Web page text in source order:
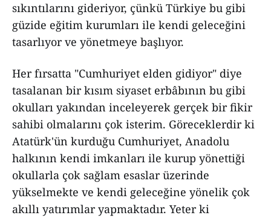
sıkıntılarını gideriyor, çünkü Türkiye bu gibi
güzide eğitim kurumları ile kendi geleceğini
tasarlıyor ve yönetmeye başlıyor.
Her fırsatta "Cumhuriyet elden gidiyor" diye
tasalanan bir kısım siyaset erbâbının bu gibi
okulları yakından inceleyerek gerçek bir fikir
sahibi olmalarını çok isterim. Göreceklerdir ki
Atatürk'ün kurduğu Cumhuriyet, Anadolu
halkının kendi imkanları ile kurup yönettiği
okullarla çok sağlam esaslar üzerinde
yükselmekte ve kendi geleceğine yönelik çok
akıllı yatırımlar yapmaktadır. Yeter ki